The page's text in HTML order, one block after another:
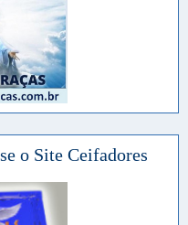
o Site Ceifadores